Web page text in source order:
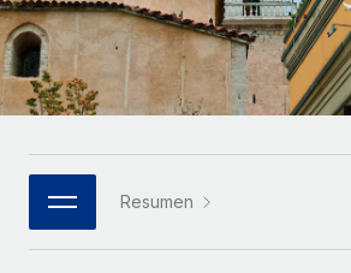
complicaciones.
Plataforma
Funciones esenciales de RR. HH.
Conectar
Conecta cualquier herramienta de IA
Empresa
RR. HH. globales para grandes
ASOCIARSE
Socios tecnológicos
Integra la gestión de los RR. HH.
Glosario de RR. HH.
Listas de verificación y plantillas
Biblioteca de descripciones de
Webinarios
Português (Portugal)
日本語
한국어
中文（简体）Resumen